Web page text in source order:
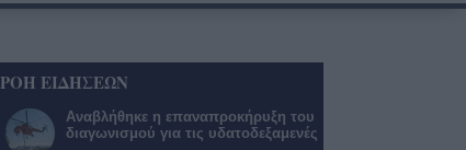
ΡΟΗ ΕΙΔΗΣΕΩΝ
Αναβλήθηκε η επαναπροκήρυξη του
διαγωνισμού για τις υδατοδεξαμενές